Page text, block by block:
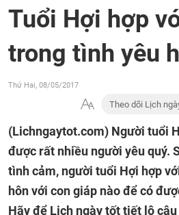
Tuổi Hợi hợp
trong tình yêu
Thứ Hai, 08/05/2017
Theo dõi Lịch
(Lichngaytot.com) Người tuổi
được rất nhiều người yêu quý.
tình cảm, người tuổi Hợi hợp
hôn với con giáp nào để có
Hãy để Lịch ngày tốt tiết lộ